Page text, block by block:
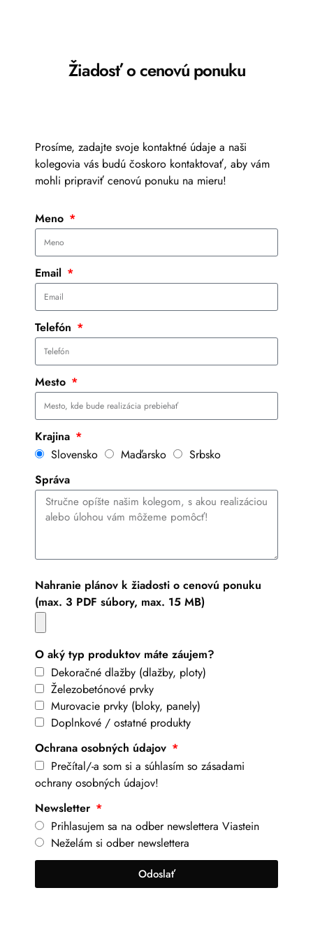
Žiadosť o cenovú ponuku
Prosíme, zadajte svoje kontaktné údaje a naši
kolegovia vás budú čoskoro kontaktovať, aby vám
mohli pripraviť cenovú ponuku na mieru!
Meno
Email
Telefón
Mesto
Krajina
Slovensko
Maďarsko
Srbsko
Správa
Nahranie plánov k žiadosti o cenovú ponuku
(max. 3 PDF súbory, max. 15 MB)
O aký typ produktov máte záujem?
Dekoračné dlažby (dlažby, ploty)
Železobetónové prvky
Murovacie prvky (bloky, panely)
Doplnkové / ostatné produkty
Ochrana osobných údajov
Prečítal/-a som si a súhlasím so zásadami
ochrany osobných údajov!
Newsletter
Prihlasujem sa na odber newslettera Viastein
Neželám si odber newslettera
Odoslať